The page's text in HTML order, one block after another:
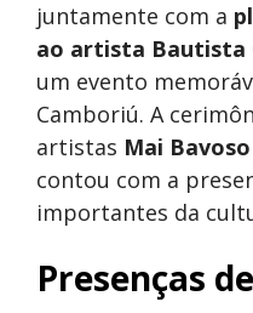
juntamente com a
ao artista Bautista
um evento
Camboriú. A
artistas Mai Bavoso
contou com a
importantes da
Presenças